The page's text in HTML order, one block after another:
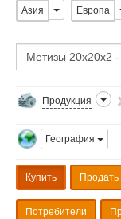
Азия Европа
Продукция
География
Купить Продать
Потребители